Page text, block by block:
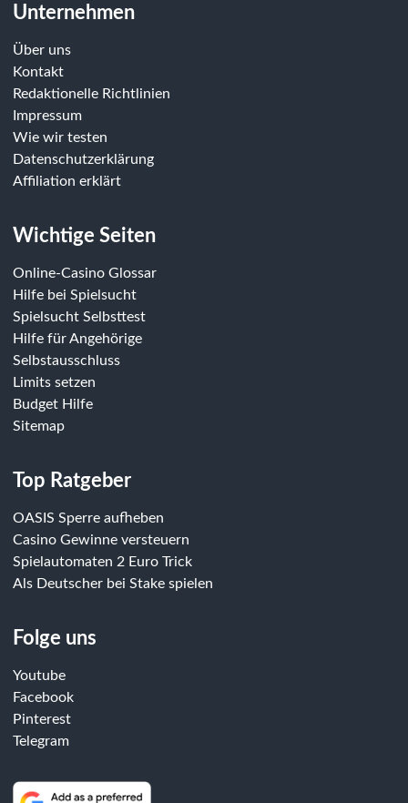
Unternehmen
Über uns
Kontakt
Redaktionelle Richtlinien
Impressum
Wie wir testen
Datenschutzerklärung
Affiliation erklärt
Wichtige Seiten
Online-Casino Glossar
Hilfe bei Spielsucht
Spielsucht Selbsttest
Hilfe für Angehörige
Selbstausschluss
Limits setzen
Budget Hilfe
Sitemap
Top Ratgeber
OASIS Sperre aufheben
Casino Gewinne versteuern
Spielautomaten 2 Euro Trick
Als Deutscher bei Stake spielen
Folge uns
Youtube
Facebook
Pinterest
Telegram